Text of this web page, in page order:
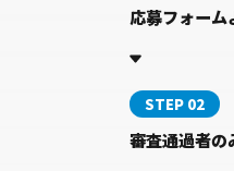
応募フォーム
STEP 02
審査通過者の